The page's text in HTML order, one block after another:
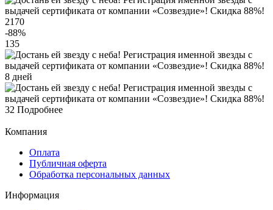
2170
-88%
135
8 дней
32 Подробнее
Компания
Оплата
Публичная оферта
Обработка персональных данных
Информация